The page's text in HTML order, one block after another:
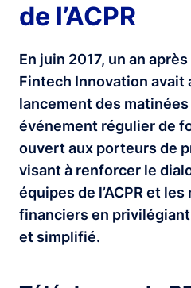
de l’ACPR
En juin 2017, un an
Fintech Innovation avait
lancement des
événement régulier de
ouvert aux porteurs de
visant à renforcer le
équipes de l’ACPR et
financiers en
et simplifié.